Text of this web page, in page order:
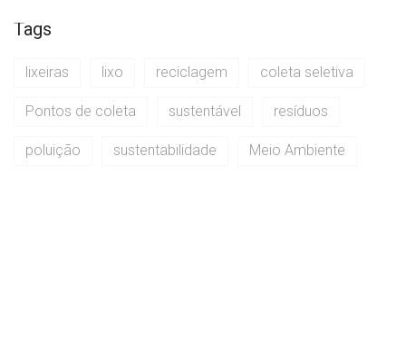
Tags
lixeiras lixo reciclagem coleta seletiva
Pontos de coleta sustentável resíduos
poluição sustentabilidade Meio Ambiente